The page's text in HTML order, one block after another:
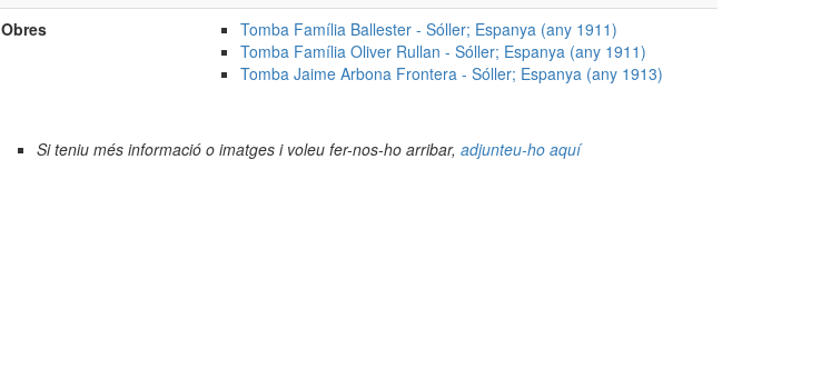
Obres
Tomba Família Ballester - Sóller; Espanya (any 1911)
Tomba Família Oliver Rullan - Sóller; Espanya (any 1911)
Tomba Jaime Arbona Frontera - Sóller; Espanya (any 1913)
Si teniu més informació o imatges i voleu fer-nos-ho arribar, adjunteu-ho aquí